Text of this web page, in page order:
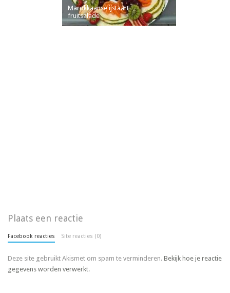
Marokkaanse ijstaart
fruitsalade
Plaats een reactie
Facebook reacties Site reacties (0)
Deze site gebruikt Akismet om spam te verminderen.Bekijk hoe je reactie
gegevens worden verwerkt.